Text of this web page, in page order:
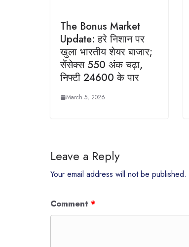
The Bonus Market
Update: हरे निशान पर
खुला भारतीय शेयर बाजार;
सेंसेक्स 550 अंक चढ़ा,
निफ्टी 24600 के पार
March 5, 2026
Leave a Reply
Your email address will not be published.
Comment *